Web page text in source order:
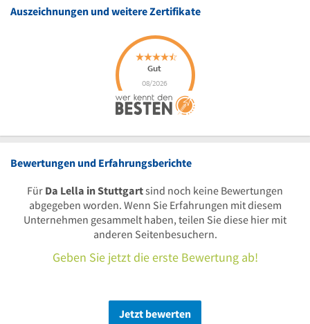
Auszeichnungen und weitere Zertifikate
Bewertungen und Erfahrungsberichte
Für Da Lella in Stuttgartsind noch keine Bewertungen
abgegeben worden. Wenn Sie Erfahrungen mit diesem
Unternehmen gesammelt haben, teilen Sie diese hier mit
anderen Seitenbesuchern.
Geben Sie jetzt die erste Bewertung ab!
Jetzt bewerten